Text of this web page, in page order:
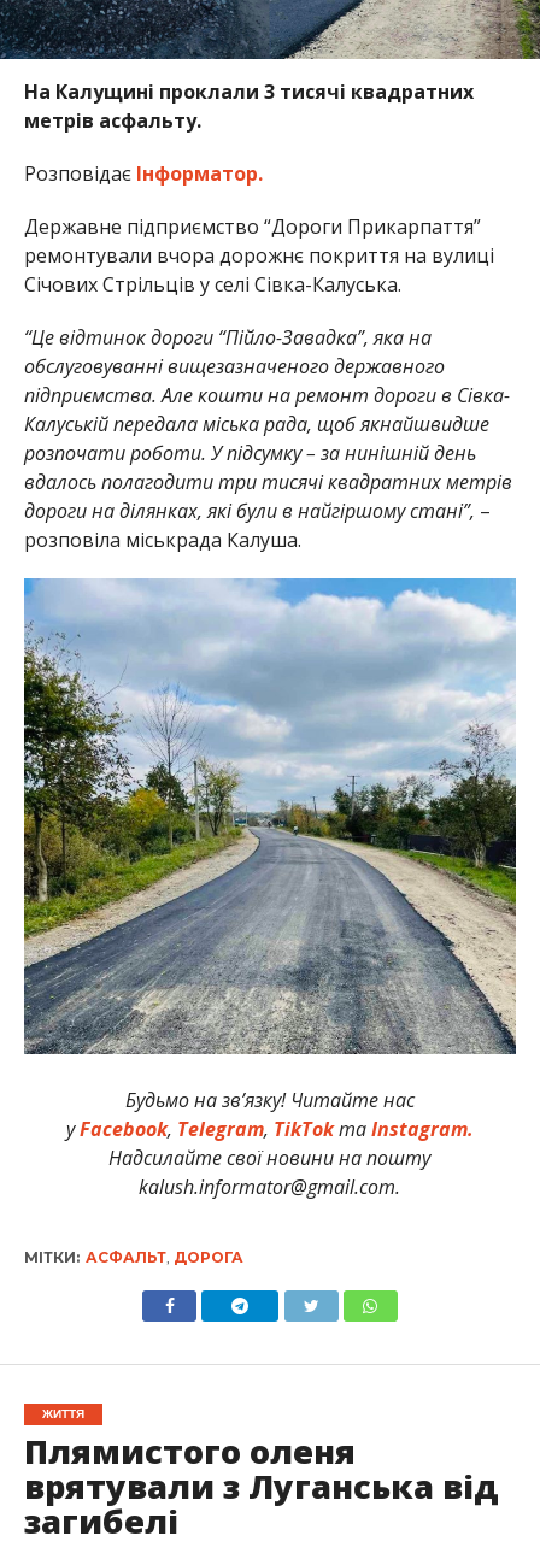
На Калущині проклали 3 тисячі квадратних
метрів асфальту.
Розповідає Інформатор.
Державне підприємство “Дороги Прикарпаття”
ремонтували вчора дорожнє покриття на вулиці
Січових Стрільців у селі Сівка-Калуська.
“Це відтинок дороги “Пійло-Завадка”, яка на
обслуговуванні вищезазначеного державного
підприємства. Але кошти на ремонт дороги в Сівка-
Калуській передала міська рада, щоб якнайшвидше
розпочати роботи. У підсумку – за нинішній день
вдалось полагодити три тисячі квадратних метрів
дороги на ділянках, які були в найгіршому стані”, –
розповіла міськрада Калуша.
Будьмо на зв’язку! Читайте нас
уFacebook, Telegram, TikTokтаInstagram.
Надсилайте свої новини на пошту
kalush.informator@gmail.com.
МІТКИ: АСФАЛЬТ, ДОРОГА
ЖИТТЯ
Плямистого оленя
врятували з Луганська від
загибелі